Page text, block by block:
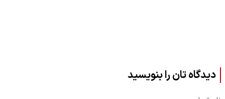
دیدگاه تان را بنویسید